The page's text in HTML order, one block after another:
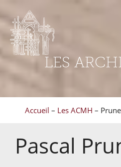
LES
Accueil – Les ACMH –
Pascal